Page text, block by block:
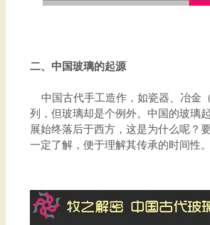
二、中国玻璃的起源
中国古代手工造作，如瓷器、冶金
列，但玻璃却是个例外。中国的玻璃
展始终落后于西方，这是为什么呢？
一定了解，便于理解其传承的时间性。